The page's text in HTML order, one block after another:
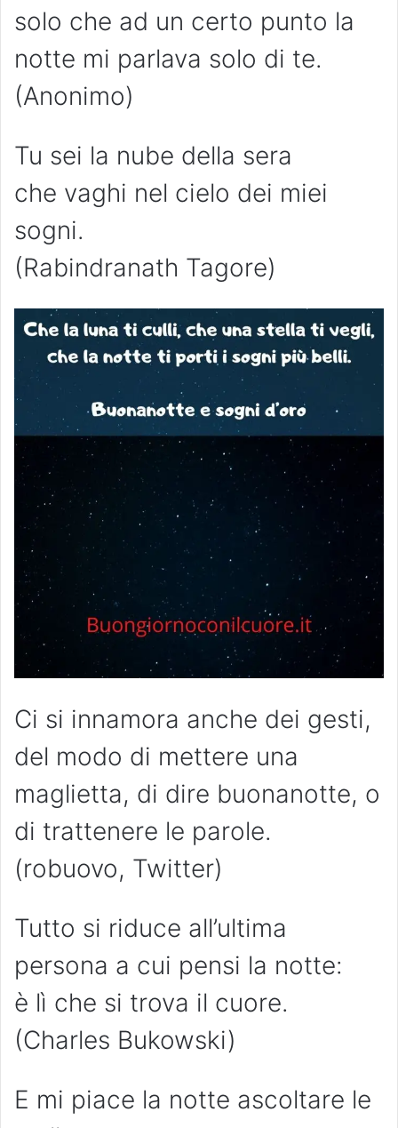
solo che ad un certo punto la
notte mi parlava solo di te.
(Anonimo)
Tu sei la nube della sera
che vaghi nel cielo dei miei
sogni.
(Rabindranath Tagore)
Ci si innamora anche dei gesti,
del modo di mettere una
maglietta, di dire buonanotte, o
di trattenere le parole.
(robuovo, Twitter)
Tutto si riduce all’ultima
persona a cui pensi la notte:
è lì che si trova il cuore.
(Charles Bukowski)
E mi piace la notte ascoltare le